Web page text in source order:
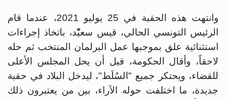
وانتهت هذه الحقبة في 25 يوليو 2021، عندما قام
الرئيس التونسي الحالي، قيس سعيّْد، باتخاذ إجراءات
استثنائية علق بموجبها عمل البرلمان المنتخب ثم حله
لاحقاً، وأقال الحكومة، قبل أن يحل المجلس الأعلى
للقضاء، ويحتكر جميع "السُلَط"، ليدخل البلاد في حقبة
جديدة، ما اختلفت حوله الآراء، بين من يعتبرون ذلك